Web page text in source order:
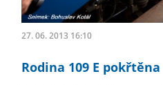
27. 06. 2013 16:10
Rodina 109 E pokřtěna